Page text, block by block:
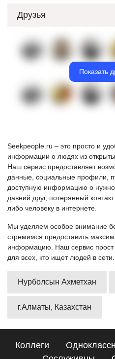
Друзья
Показать
Seekpeople.ru – это просто и
информации о людях из
Наш сервис предоставляет
данные, социальные профили,
доступную информацию о
давний друг, потерянный
либо человеку в интернете.
Мы уделяем особое внимание
стремимся предоставить
информацию. Наш сервис прост
для всех, кто ищет людей в сети.
Нурболсын Ахметхан
г.Алматы, Казахстан
Коллеги